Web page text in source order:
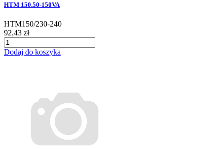
HTM 150.50-150VA
HTM150/230-240
92,43 zł
Dodaj do koszyka